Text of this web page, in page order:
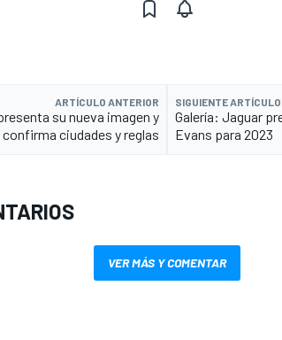
ARTÍCULO ANTERIOR
su nueva imagen y
confirma ciudades y reglas
SIGUIENTE ARTÍCULO
Galería: Jaguar
Evans para 2023
VER MÁS Y COMENTAR